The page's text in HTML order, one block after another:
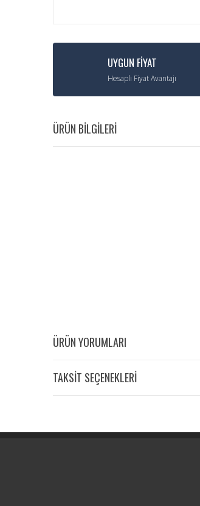
UYGUN FİYAT
Hesaplı Fiyat Avantajı
ÜRÜN BİLGİLERİ
ÜRÜN YORUMLARI
TAKSİT SEÇENEKLERİ